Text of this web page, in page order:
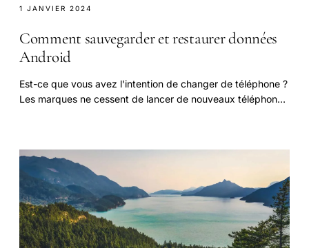
1 JANVIER 2024
Comment sauvegarder et restaurer données
Android
Est-ce que vous avez l'intention de changer de téléphone ?
Les marques ne cessent de lancer de nouveaux téléphones